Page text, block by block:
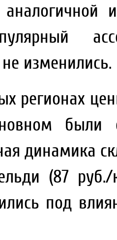
изменились.
регионах
были
динамика
(87
под